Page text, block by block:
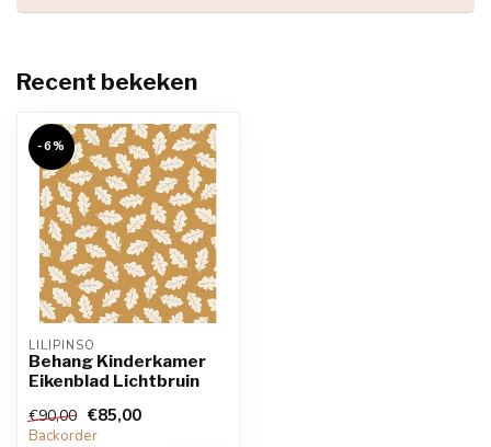
Recent bekeken
-6%
LILIPINSO
Behang Kinderkamer
Eikenblad Lichtbruin
€90,00 €85,00
Backorder